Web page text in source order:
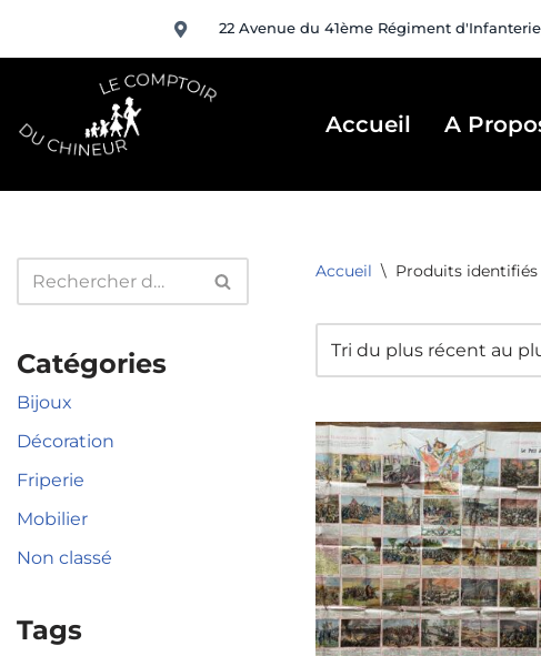
Aller
22 Avenue du 41ème Régiment
Accueil A
Catégories
Bijoux
Décoration
Friperie
Mobilier
Non classé
Tags
Accueil \ Produits